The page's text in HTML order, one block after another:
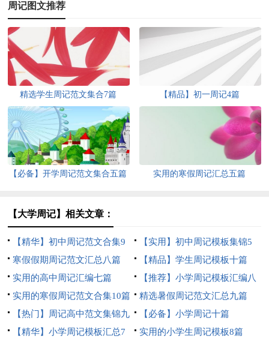
周记图文推荐
精选学生周记范文集合7篇 【精品】初一周记4篇
【必备】开学周记范文集合五篇 实用的寒假周记汇总五篇
【大学周记】相关文章：
【精华】初中周记范文合集9
篇
【实用】初中周记模板集锦5
篇
寒假假期周记范文汇总八篇
【精品】学生周记模板十篇
实用的高中周记汇编七篇
【推荐】小学周记模板汇编八
篇
实用的寒假周记范文合集10篇
精选暑假周记范文汇总九篇
【热门】周记高中范文集锦九
篇
【必备】小学周记十篇
【精华】小学周记模板汇总7
实用的小学生周记模板8篇